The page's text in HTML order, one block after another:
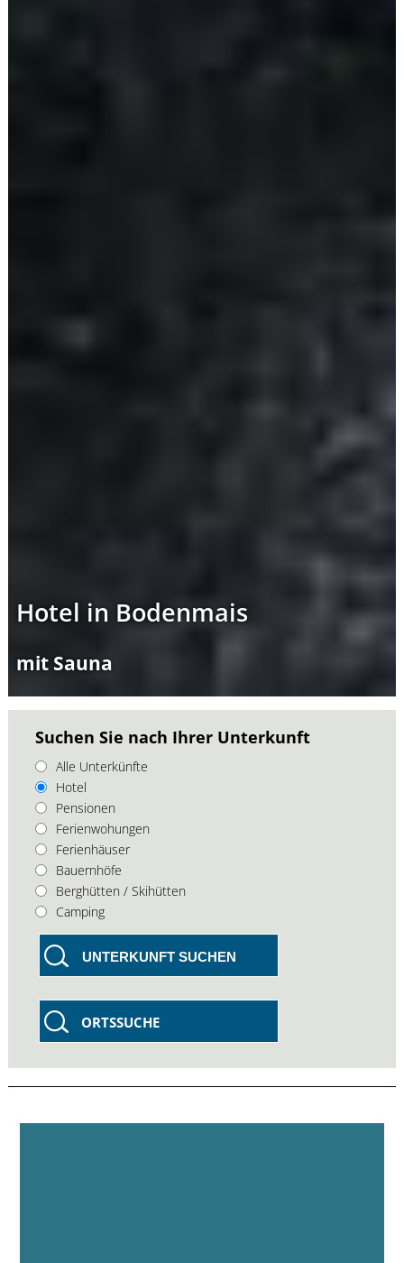
Hotel in Bodenmais
mit Sauna
Suchen Sie nach Ihrer Unterkunft
Alle Unterkünfte
Hotel
Pensionen
Ferienwohungen
Ferienhäuser
Bauernhöfe
Berghütten / Skihütten
Camping
UNTERKUNFT SUCHEN
ORTSSUCHE